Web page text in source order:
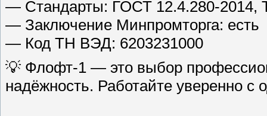
— Стандарты: ГОСТ 12.4.280-2014,
— Заключение Минпромторга: есть
— Код ТН ВЭД: 6203231000
💡 Флофт-1 — это выбор
надёжность. Работайте уверенно